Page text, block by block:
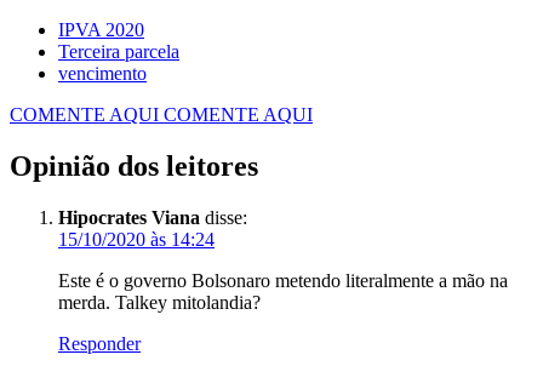
IPVA 2020
Terceira parcela
vencimento
COMENTE AQUI COMENTE AQUI
Opinião dos leitores
Hipocrates Viana disse:
15/10/2020 às 14:24
Este é o governo Bolsonaro metendo literalmente a mão na
merda. Talkey mitolandia?
Responder